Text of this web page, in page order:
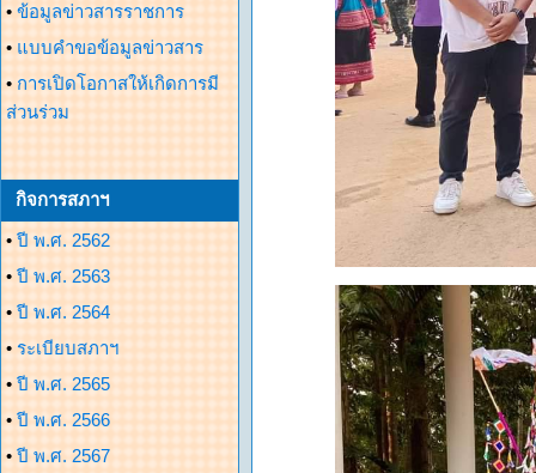
• ข้อมูลข่าวสารราชการ
• แบบคำขอข้อมูลข่าวสาร
• การเปิดโอกาสให้เกิดการมี
ส่วนร่วม
กิจการสภาฯ
• ปี พ.ศ. 2562
• ปี พ.ศ. 2563
• ปี พ.ศ. 2564
• ระเบียบสภาฯ
• ปี พ.ศ. 2565
• ปี พ.ศ. 2566
• ปี พ.ศ. 2567